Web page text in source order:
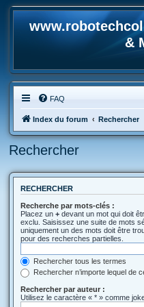
&
FAQ
Index du forum Rechercher
Rechercher
RECHERCHER
Recherche par mots-clés :
Placez un + devant un mot qui doit
exclu. Saisissez une suite de mots
uniquement un des mots doit être
pour des recherches partielles.
Rechercher tous les termes
Rechercher n’importe lequel de
Rechercher par auteur :
Utilisez le caractère « * » comme